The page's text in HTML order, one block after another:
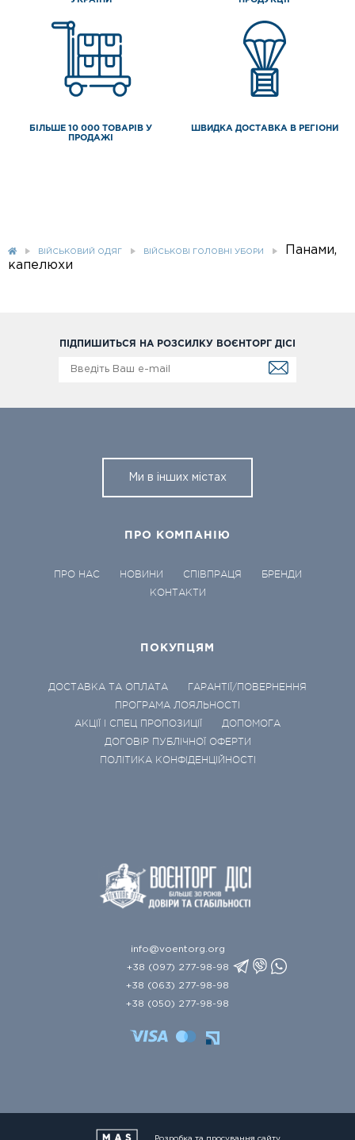
БІЛЬШЕ 10 000 ТОВАРІВ У
ПРОДАЖІ
ШВИДКА ДОСТАВКА В РЕГІОНИ
ВІЙСЬКОВИЙ ОДЯГ ВІЙСЬКОВІ ГОЛОВНІ УБОРИ
Панами,
капелюхи
ПІДПИШИТЬСЯ НА РОЗСИЛКУ ВОЄНТОРГ ДІСІ
Ми в інших містах
ПРО КОМПАНІЮ
ПРО НАС НОВИНИ СПІВПРАЦЯ
БРЕНДИ
КОНТАКТИ
ПОКУПЦЯМ
ДОСТАВКА ТА ОПЛАТА
ГАРАНТІЇ/ПОВЕРНЕННЯ
ПРОГРАМА ЛОЯЛЬНОСТІ
АКЦІЇ І СПЕЦ ПРОПОЗИЦІЇ
ДОПОМОГА
ДОГОВІР ПУБЛІЧНОЇ ОФЕРТИ
ПОЛІТИКА КОНФІДЕНЦІЙНОСТІ
info@voentorg.org
+38 (097) 277-98-98
+38 (063) 277-98-98
+38 (050) 277-98-98
Розробка та просування сайту